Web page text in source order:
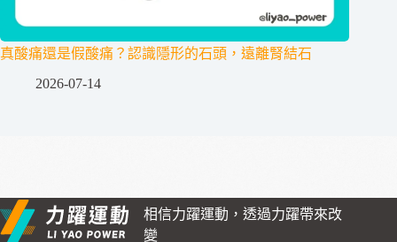
真酸痛還是假酸痛？認識隱形的石頭，遠離腎結石
2026-07-14
相信力躍運動，透過力躍帶來改
變